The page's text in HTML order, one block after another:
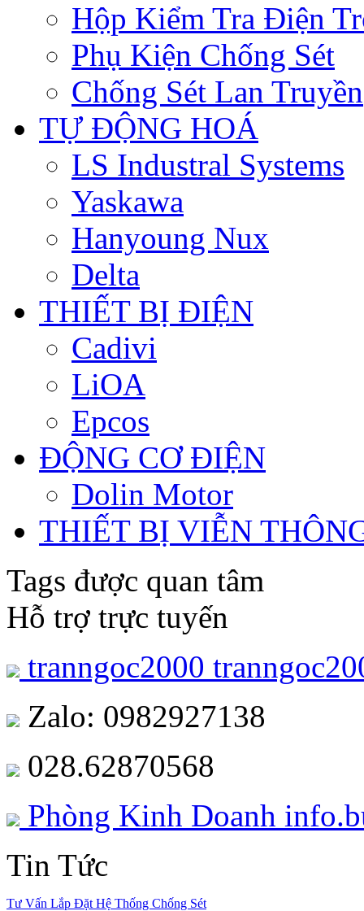
Hộp Kiểm Tra Điện
Phụ Kiện Chống Sét
Chống Sét Lan Truyền
TỰ ĐỘNG HOÁ
LS Industral Systems
Yaskawa
Hanyoung Nux
Delta
THIẾT BỊ ĐIỆN
Cadivi
LiOA
Epcos
ĐỘNG CƠ ĐIỆN
Dolin Motor
THIẾT BỊ VIỄN
Tags được quan tâm
Hỗ trợ trực tuyến
tranngoc2000
Zalo: 0982927138
028.62870568
Phòng Kinh Doanh
Tin Tức
Tư Vấn Lắp Đặt Hệ Thống Chống Sét